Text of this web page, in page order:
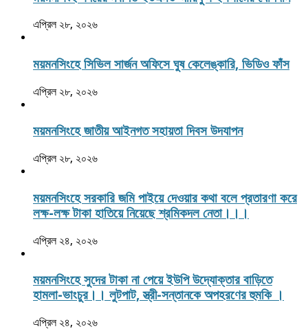
এপ্রিল ২৮, ২০২৬
ময়মনসিংহে সিভিল সার্জন অফিসে ঘুষ কেলেঙ্কারি, ভিডিও ফাঁস
এপ্রিল ২৮, ২০২৬
ময়মনসিংহে জাতীয় আইনগত সহায়তা দিবস উদযাপন
এপ্রিল ২৮, ২০২৬
ময়মনসিংহে সরকারি জমি পাইয়ে দেওয়ার কথা বলে প্রতারণা করে
লক্ষ-লক্ষ টাকা হাতিয়ে নিয়েছে শ্রমিকদল নেতা।।।
এপ্রিল ২৪, ২০২৬
ময়মনসিংহে সুদের টাকা না পেয়ে ইউপি উদ্যোক্তার বাড়িতে
হামলা-ভাংচুর।। লুটপাট, স্ত্রী‌-সন্তানকে অপহরণের হুমকি ।
এপ্রিল ২৪, ২০২৬